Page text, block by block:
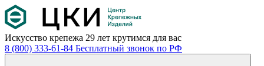
Искусство крепежа 29 лет крутимся для вас
8 (800) 333-61-84 Бесплатный звонок по РФ